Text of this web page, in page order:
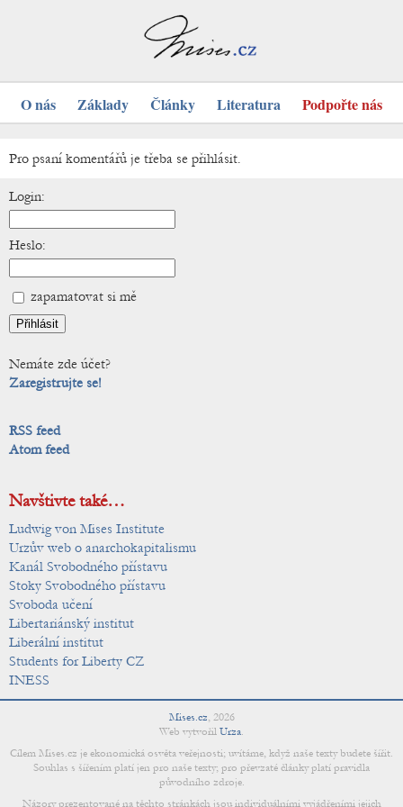
O nás Základy Články Literatura Podpořte nás
Pro psaní komentářů je třeba se přihlásit.
Login:
Heslo:
zapamatovat si mě
Nemáte zde účet?
Zaregistrujte se!
RSS feed
Atom feed
Navštivte také…
Ludwig von Mises Institute
Urzův web o anarchokapitalismu
Kanál Svobodného přístavu
Stoky Svobodného přístavu
Svoboda učení
Libertariánský institut
Liberální institut
Students for Liberty CZ
INESS
Mises.cz, 2026
Web vytvořil Urza.
Cílem Mises.cz je ekonomická osvěta veřejnosti; uvítáme, když naše texty budete šířit.
Souhlas s šířením platí jen pro naše texty; pro převzaté články platí pravidla
původního zdroje.
Názory prezentované na těchto stránkách jsou individuálními vyjádřeními jejich